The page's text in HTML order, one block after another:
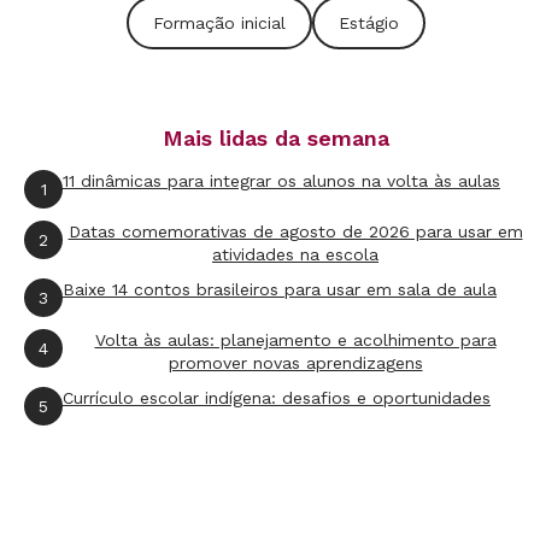
institucional.
no campus de Guarulhos da Universidade
Federal de São Paulo (Unifesp), na região
metropolitana da capital paulista, o estágio
dura 45 horas, em dez dias letivos. Nesse
tempo, os alunos se debruçam sobre três
aspectos da gestão escolar: o projeto político-
pedagógico (PPP), as relações entre a escola e
as famílias e os processos que envolvem a
gestão local e a rede de ensino. A avaliação é
Formação inicial Estágio
Mais lidas da semana
1 11 dinâmicas para integrar os alunos na volta às aulas
2
Datas comemorativas de agosto de 2026 para usar em
atividades na escola
3 Baixe 14 contos brasileiros para usar em sala de aula
4
Volta às aulas: planejamento e acolhimento para
promover novas aprendizagens
5 Currículo escolar indígena: desafios e oportunidades